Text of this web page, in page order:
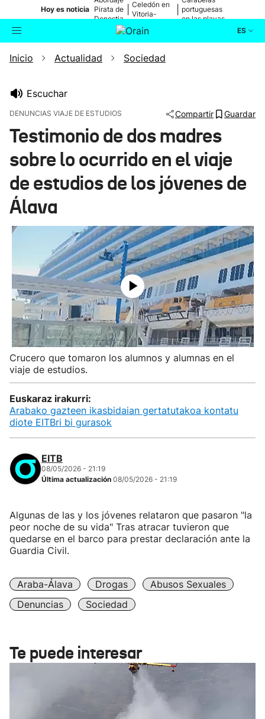
Hoy es noticia Pirata de
Donostia
Celedón en
Vitoria-
portuguesas
en las playas
ES
Buscador Actualidad
Ikusmiran
Eguraldia
Inicio Actualidad Sociedad
Escuchar
DENUNCIAS VIAJE DE ESTUDIOS Compartir Guardar
Testimonio de dos madres
sobre lo ocurrido en el viaje
de estudios de los jóvenes de
Álava
Crucero que tomaron los alumnos y alumnas en el
viaje de estudios.
Euskaraz irakurri:
Arabako gazteen ikasbidaian gertatutakoa kontatu
diote EITBri bi gurasok
EITB
08/05/2026 - 21:19
Última actualización 08/05/2026 - 21:19
Algunas de las y los jóvenes relataron que pasaron "la
peor noche de su vida" Tras atracar tuvieron que
quedarse en el barco para prestar declaración ante la
Guardia Civil.
Araba-Álava Drogas
Abusos Sexuales
Denuncias
Sociedad
Te puede interesar